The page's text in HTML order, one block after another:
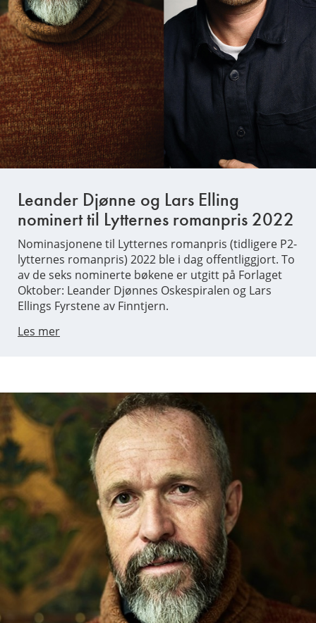
Leander Djønne og Lars Elling
nominert til Lytternes romanpris 2022
Nominasjonene til Lytternes romanpris (tidligere P2-
lytternes romanpris) 2022 ble i dag offentliggjort. To
av de seks nominerte bøkene er utgitt på Forlaget
Oktober: Leander Djønnes Oskespiralen og Lars
Ellings Fyrstene av Finntjern.
Les mer